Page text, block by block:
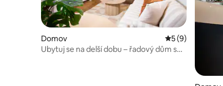
Domov Průměrné
5 (9)
Ubytuj se na delší dobu – řadový dům se